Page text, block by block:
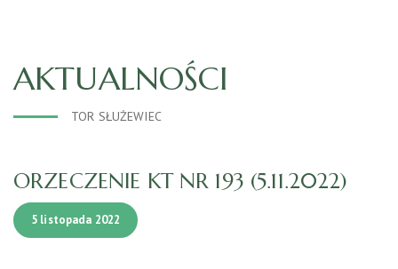
AKTUALNOŚCI
TOR SŁUŻEWIEC
ORZECZENIE KT NR 193 (5.11.2022)
5 listopada 2022